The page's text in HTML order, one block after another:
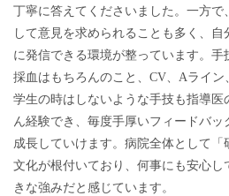
丁寧に答えてくださいました。一方で
して意見を求められることも多く、
に発信できる環境が整っています。手
採血はもちろんのこと、CV、Aライ
学生の時はしないような手技も指導医
ん経験でき、毎度手厚いフィードバ
成長していけます。病院全体として「
文化が根付いており、何事にも安心し
きな強みだと感じています。